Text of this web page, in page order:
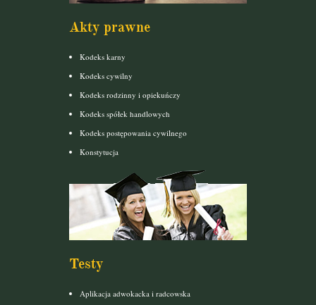
Akty prawne
Kodeks karny
Kodeks cywilny
Kodeks rodzinny i opiekuńczy
Kodeks spółek handlowych
Kodeks postępowania cywilnego
Konstytucja
Testy
Aplikacja adwokacka i radcowska